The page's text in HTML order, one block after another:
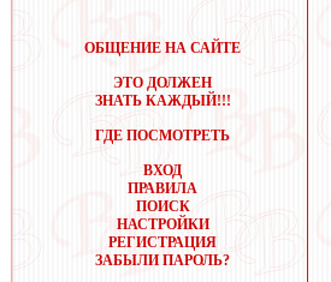
ОБЩЕНИЕ НА САЙТЕ
ЭТО ДОЛЖЕН
ЗНАТЬ КАЖДЫЙ!!!
ГДЕ ПОСМОТРЕТЬ
ВХОД
ПРАВИЛА
ПОИСК
НАСТРОЙКИ
РЕГИСТРАЦИЯ
ЗАБЫЛИ ПАРОЛЬ?